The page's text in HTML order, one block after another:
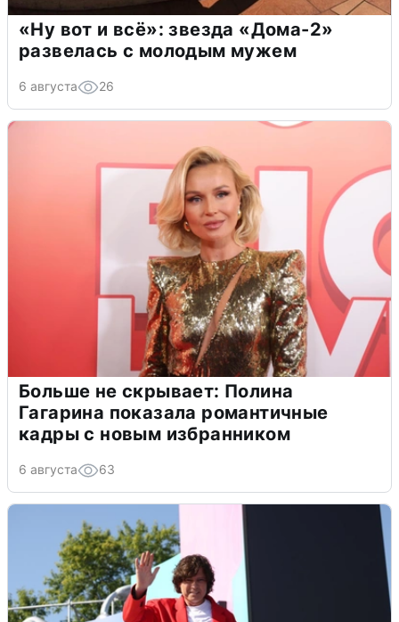
«Ну вот и всё»: звезда «Дома-2»
развелась с молодым мужем
6 августа 26
Больше не скрывает: Полина
Гагарина показала романтичные
кадры с новым избранником
6 августа 63